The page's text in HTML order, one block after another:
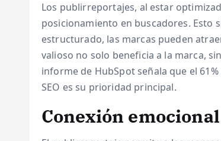
Los publirreportajes, al estar
posicionamiento en buscadores. Esto
estructurado, las marcas pueden
valioso no solo beneficia a la marca,
informe de HubSpot señala que el
SEO es su prioridad principal.
Conexión